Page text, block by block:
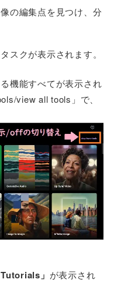
の編集点を見つけ、分
スクが表示されます。
機能すべてが表示され
view all tools」で、
Tutorials」 が表示され